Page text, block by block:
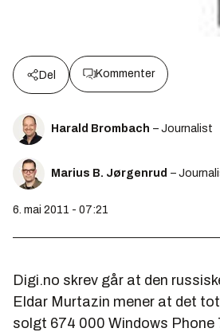
Del Kommenter
Harald Brombach – Journalist
Marius B. Jørgenrud –
6. mai 2011 - 07:21
Digi.no skrev går at den
Eldar Murtazin mener at det
solgt 674 000 Windows Phone